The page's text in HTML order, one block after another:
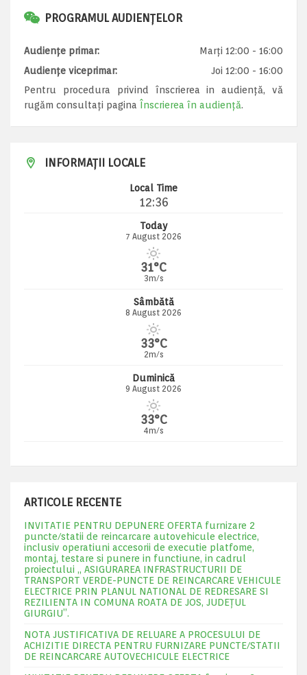
PROGRAMUL AUDIENȚELOR
Audiențe primar:
Marți 12:00 - 16:00
Audiențe viceprimar:
Joi 12:00 - 16:00
Pentru procedura privind înscrierea in audiență, vă
rugăm consultați pagina Înscrierea în audiență.
INFORMAȚII LOCALE
Local Time
12:36
Today
7 August 2026
31°C
3m/s
Sâmbătă
8 August 2026
33°C
2m/s
Duminică
9 August 2026
33°C
4m/s
ARTICOLE RECENTE
INVITATIE PENTRU DEPUNERE OFERTA furnizare 2
puncte/statii de reincarcare autovehicule electrice,
inclusiv operatiuni accesorii de executie platfome,
montaj, testare si punere in functiune, in cadrul
proiectului „ ASIGURAREA INFRASTRUCTURII DE
TRANSPORT VERDE-PUNCTE DE REINCARCARE VEHICULE
ELECTRICE PRIN PLANUL NATIONAL DE REDRESARE SI
REZILIENTA IN COMUNA ROATA DE JOS, JUDEŢUL
GIURGIU”.
NOTA JUSTIFICATIVA DE RELUARE A PROCESULUI DE
ACHIZITIE DIRECTA PENTRU FURNIZARE PUNCTE/STATII
DE REINCARCARE AUTOVECHICULE ELECTRICE